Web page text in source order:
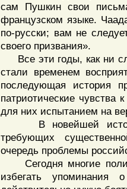
сам Пушкин свои
французском языке.
по-русски; вам не
своего призвания».
Все эти годы, как ни
стали временем
последующая история
патриотические
для них испытанием на
В новейшей
требующих
очередь проблемы
Сегодня многие
избегать